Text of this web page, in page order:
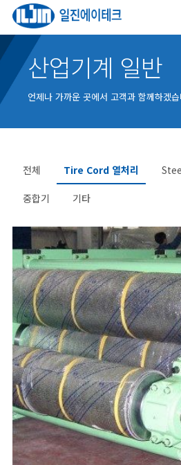
산업기계 일반
언제나 가까운 곳에서 고객과 함께하겠
전체 Tire Cord 열처리
중합기 기타